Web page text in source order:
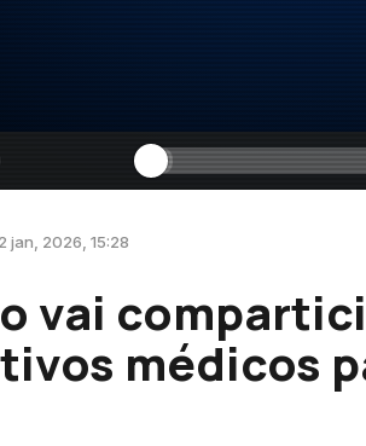
jan, 2026, 15:28
vai
médicos